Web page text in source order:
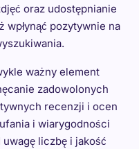
oraz udostępnianie
pozytywnie na
ważny element
zadowolonych
recenzji i ocen
i wiarygodności
liczbę i jakość